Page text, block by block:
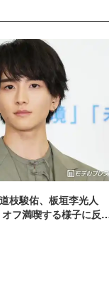
枝駿佑、板垣李光人
フ満喫する様子に反
遭遇したい」